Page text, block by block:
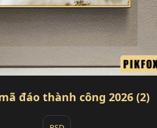
đáo thành công 2026 (2)